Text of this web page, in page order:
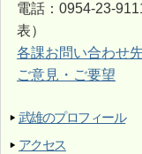
電話：0954-23-
表）
各課お問い合わせ
ご意見・ご要望
武雄のプロフィール
アクセス